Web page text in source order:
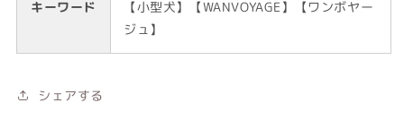
キーワード
【小型犬】【WANVOYAGE】【ワンボヤー
ジュ】
シェアする